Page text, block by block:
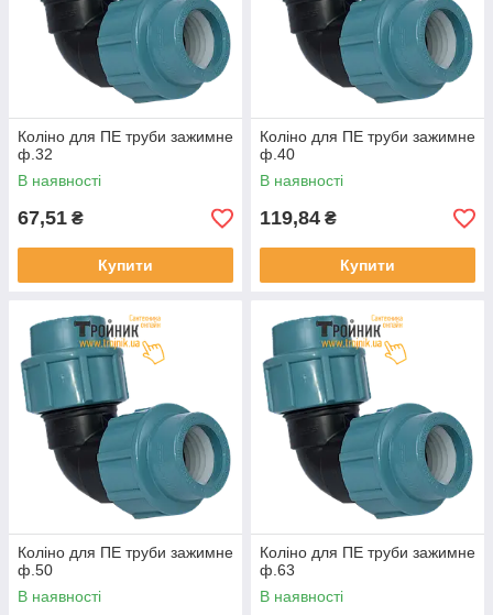
Коліно для ПЕ труби зажимне
ф.32
В наявності
67,51 ₴
Купити
Коліно для ПЕ труби зажимне
ф.40
В наявності
119,84 ₴
Купити
Коліно для ПЕ труби зажимне
ф.50
В наявності
Коліно для ПЕ труби зажимне
ф.63
В наявності